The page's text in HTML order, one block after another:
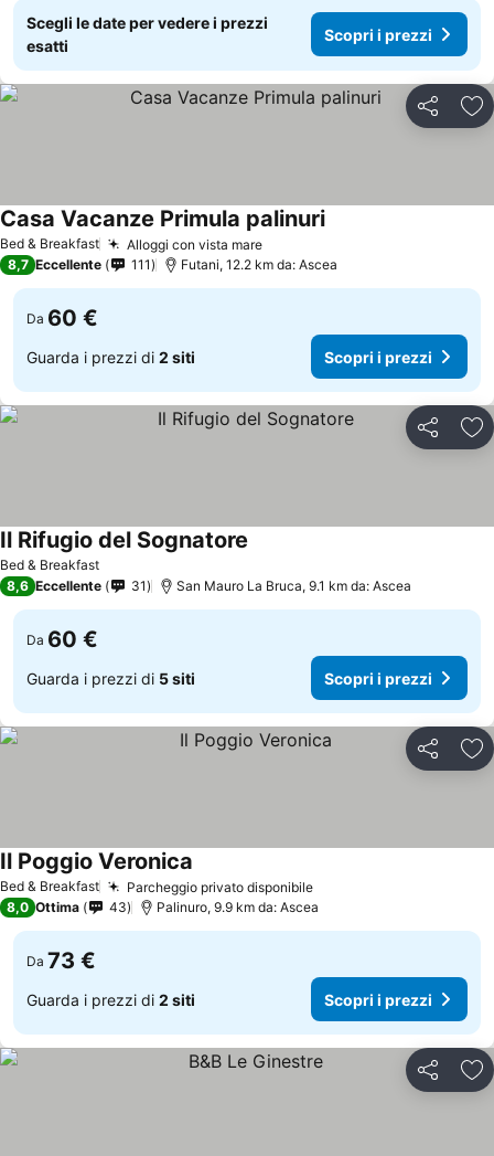
Scegli le date per vedere i prezzi
esatti
Scopri i prezzi
Condividi
Bed & Breakfast Alloggi con vista mare
Casa Vacanze Primula palinuri
8,7 Eccellente 111 Futani, 12.2 km da: Ascea
Da 60 €
Guarda i prezzi di 2 siti Scopri i prezzi
Condividi
Bed & Breakfast
Il Rifugio del Sognatore
8,6 Eccellente 31 San Mauro La Bruca, 9.1 km da: Ascea
Da 60 €
Guarda i prezzi di 5 siti Scopri i prezzi
Condividi
Bed & Breakfast Parcheggio privato disponibile
Il Poggio Veronica
8,0 Ottima 43 Palinuro, 9.9 km da: Ascea
Da 73 €
Guarda i prezzi di 2 siti Scopri i prezzi
Condividi